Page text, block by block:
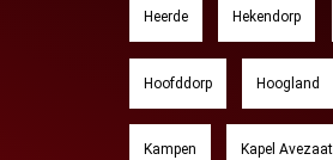
Heerde Hekendorp
Hoofddorp Hoogland
Kampen Kapel